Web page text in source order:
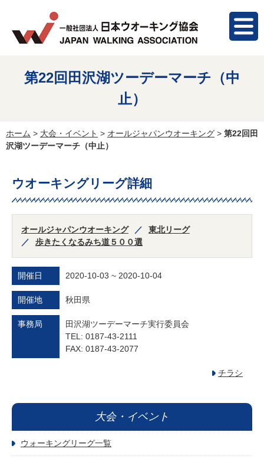
第22回田沢湖ツーデーマーチ（中
止）
ホーム > 大会・イベント > オールジャパンウオーキング > 第22回田
沢湖ツーデーマーチ（中止）
ウオーキングリーグ詳細
オールジャパンウオーキング
東北リーグ
歩きたくなるみち道５００選
開催日 2020-10-03 ~ 2020-10-04
開催地 秋田県
事務局
田沢湖ツーデーマーチ実行委員会
TEL: 0187-43-2111
FAX: 0187-43-2077
チラシ
大会・イベント
ウォーキングリーグ一覧